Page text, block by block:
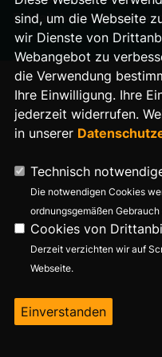
E-Mail: buero@stefan-
sind, um die Webseite
wir Dienste von
Webangebot zu
die Verwendung
Ihre Einwilligung. Ihre
jederzeit widerrufen.
in unserer
Technisch
Die notwendigen Cookies
ordnungsgemäßen
Cookies von
Derzeit verzichten wir auf
Webseite.
Einverstanden